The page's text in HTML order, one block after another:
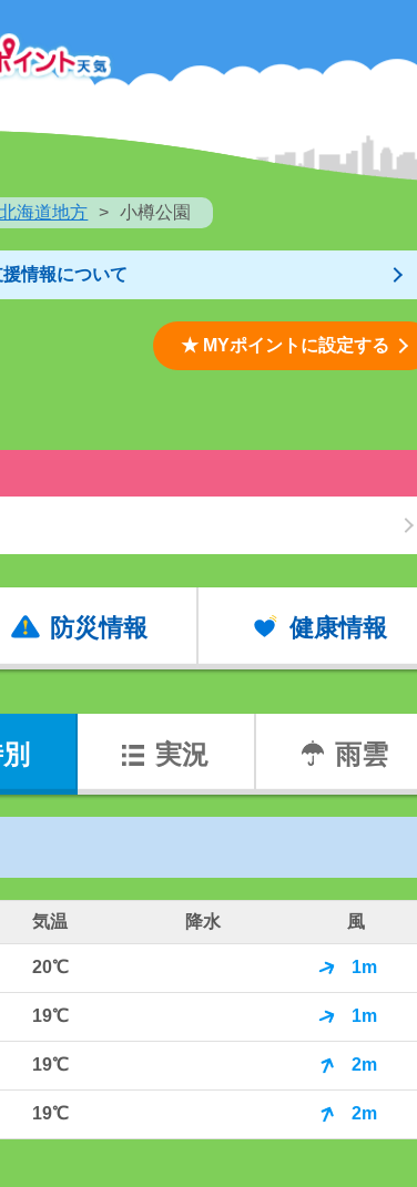
北海道地方 小樽公園
情報について
★ MYポイントに設定する
防災情報 健康情報
実況 雨雲
気温 降水 風
20℃ 1m
19℃ 1m
19℃ 2m
19℃ 2m